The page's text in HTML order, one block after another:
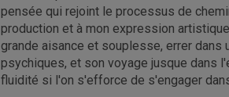
pensée qui rejoint le processus de
production et à mon expression
grande aisance et souplesse, errer
psychiques, et son voyage jusque dans
fluidité si l'on s'efforce de s'engager